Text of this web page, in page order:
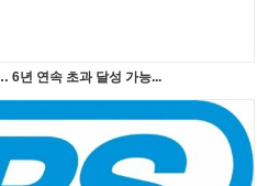
6년 연속 초과 달성 가능...